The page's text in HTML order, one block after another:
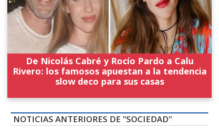
De Nicolás Cabré y Rocío Pardo a Calu
Rivero: los famosos apuestan a la tendencia
slow deco para sus casas
NOTICIAS ANTERIORES DE "SOCIEDAD"